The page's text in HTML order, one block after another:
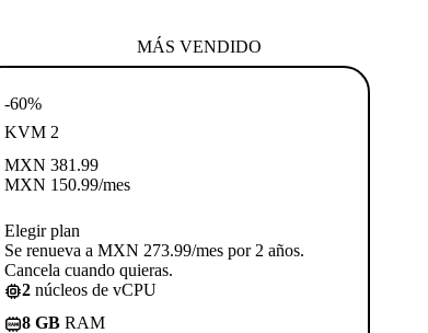
MÁS VENDIDO
-60%
KVM 2
MXN 381.99
MXN 150.99/mes
Elegir plan
Se renueva a MXN 273.99/mes por 2 años.
Cancela cuando quieras.
2 núcleos de vCPU
8 GB RAM